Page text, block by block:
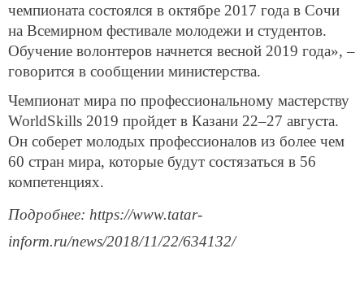
чемпионата состоялся в октябре 2017 года в Сочи
на Всемирном фестивале молодежи и студентов.
Обучение волонтеров начнется весной 2019 года», –
говорится в сообщении министерства.
Чемпионат мира по профессиональному мастерству
WorldSkills 2019 пройдет в Казани 22–27 августа.
Он соберет молодых профессионалов из более чем
60 стран мира, которые будут состязаться в 56
компетенциях.
Подробнее: https://www.tatar-
inform.ru/news/2018/11/22/634132/